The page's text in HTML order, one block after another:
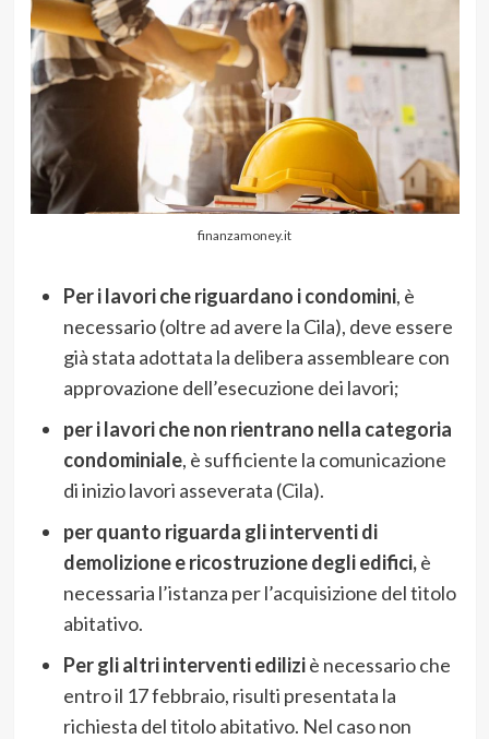
finanzamoney.it
Per i lavori che riguardano i condomini, è
necessario (oltre ad avere la Cila), deve essere
già stata adottata la delibera assembleare con
approvazione dell’esecuzione dei lavori;
per i lavori che non rientrano nella categoria
condominiale, è sufficiente la comunicazione
di inizio lavori asseverata (Cila).
per quanto riguarda gli interventi di
demolizione e ricostruzione degli edifici,è
necessaria l’istanza per l’acquisizione del titolo
abitativo.
Per gli altri interventi ediliziè necessario che
entro il 17 febbraio, risulti presentata la
richiesta del titolo abitativo. Nel caso non